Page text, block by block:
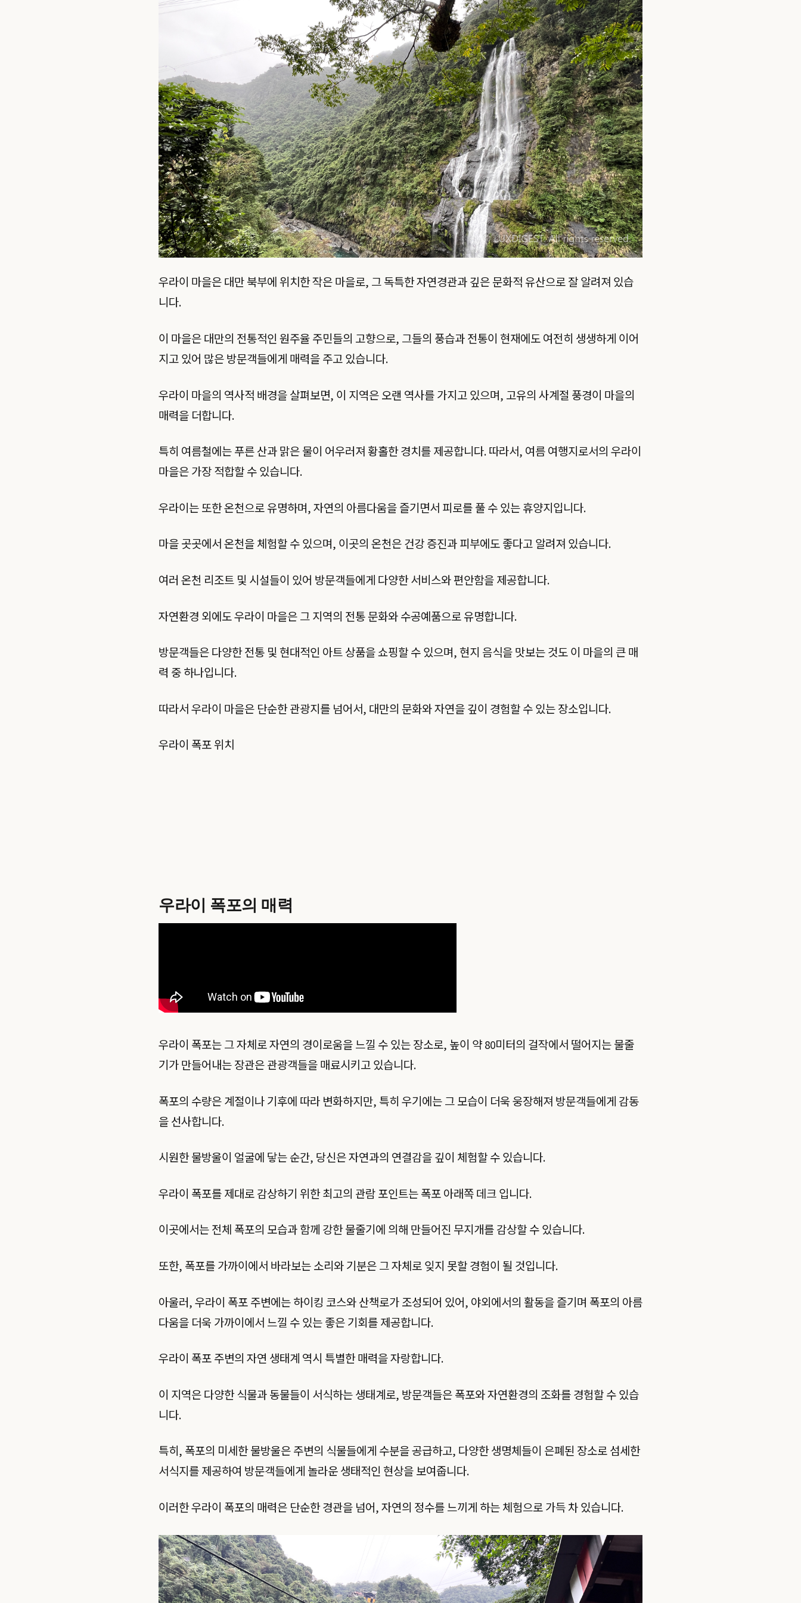
우라이 마을은 대만 북부에 위치한 작은 마을로, 그 독특한 자연경관과 깊은 문화적 유산으로 잘 알려져 있습
니다.
이 마을은 대만의 전통적인 원주율 주민들의 고향으로, 그들의 풍습과 전통이 현재에도 여전히 생생하게 이어
지고 있어 많은 방문객들에게 매력을 주고 있습니다.
우라이 마을의 역사적 배경을 살펴보면, 이 지역은 오랜 역사를 가지고 있으며, 고유의 사계절 풍경이 마을의
매력을 더합니다.
특히 여름철에는 푸른 산과 맑은 물이 어우러져 황홀한 경치를 제공합니다. 따라서, 여름 여행지로서의 우라이
마을은 가장 적합할 수 있습니다.
우라이는 또한 온천으로 유명하며, 자연의 아름다움을 즐기면서 피로를 풀 수 있는 휴양지입니다.
마을 곳곳에서 온천을 체험할 수 있으며, 이곳의 온천은 건강 증진과 피부에도 좋다고 알려져 있습니다.
여러 온천 리조트 및 시설들이 있어 방문객들에게 다양한 서비스와 편안함을 제공합니다.
자연환경 외에도 우라이 마을은 그 지역의 전통 문화와 수공예품으로 유명합니다.
방문객들은 다양한 전통 및 현대적인 아트 상품을 쇼핑할 수 있으며, 현지 음식을 맛보는 것도 이 마을의 큰 매
력 중 하나입니다.
따라서 우라이 마을은 단순한 관광지를 넘어서, 대만의 문화와 자연을 깊이 경험할 수 있는 장소입니다.
우라이 폭포 위치
우라이 폭포의 매력
우라이 폭포는 그 자체로 자연의 경이로움을 느낄 수 있는 장소로, 높이 약 80미터의 걸작에서 떨어지는 물줄
기가 만들어내는 장관은 관광객들을 매료시키고 있습니다.
폭포의 수량은 계절이나 기후에 따라 변화하지만, 특히 우기에는 그 모습이 더욱 웅장해져 방문객들에게 감동
을 선사합니다.
시원한 물방울이 얼굴에 닿는 순간, 당신은 자연과의 연결감을 깊이 체험할 수 있습니다.
우라이 폭포를 제대로 감상하기 위한 최고의 관람 포인트는 폭포 아래쪽 데크 입니다.
이곳에서는 전체 폭포의 모습과 함께 강한 물줄기에 의해 만들어진 무지개를 감상할 수 있습니다.
또한, 폭포를 가까이에서 바라보는 소리와 기분은 그 자체로 잊지 못할 경험이 될 것입니다.
아울러, 우라이 폭포 주변에는 하이킹 코스와 산책로가 조성되어 있어, 야외에서의 활동을 즐기며 폭포의 아름
다움을 더욱 가까이에서 느낄 수 있는 좋은 기회를 제공합니다.
우라이 폭포 주변의 자연 생태계 역시 특별한 매력을 자랑합니다.
이 지역은 다양한 식물과 동물들이 서식하는 생태계로, 방문객들은 폭포와 자연환경의 조화를 경험할 수 있습
니다.
특히, 폭포의 미세한 물방울은 주변의 식물들에게 수분을 공급하고, 다양한 생명체들이 은폐된 장소로 섬세한
서식지를 제공하여 방문객들에게 놀라운 생태적인 현상을 보여줍니다.
이러한 우라이 폭포의 매력은 단순한 경관을 넘어, 자연의 정수를 느끼게 하는 체험으로 가득 차 있습니다.